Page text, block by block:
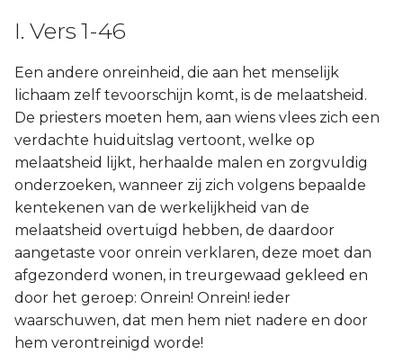
Handelingen
Romeinen
1 Korinthe
2 Korinthe
Galaten
Éfeze
Filippenzen
Kolossenzen
I. Vers 1-46
Een andere onreinheid, die aan het menselijk
lichaam zelf tevoorschijn komt, is de melaatsheid.
De priesters moeten hem, aan wiens vlees zich een
verdachte huiduitslag vertoont, welke op
melaatsheid lijkt, herhaalde malen en zorgvuldig
onderzoeken, wanneer zij zich volgens bepaalde
kentekenen van de werkelijkheid van de
melaatsheid overtuigd hebben, de daardoor
aangetaste voor onrein verklaren, deze moet dan
afgezonderd wonen, in treurgewaad gekleed en
door het geroep: Onrein! Onrein! ieder
waarschuwen, dat men hem niet nadere en door
hem verontreinigd worde!